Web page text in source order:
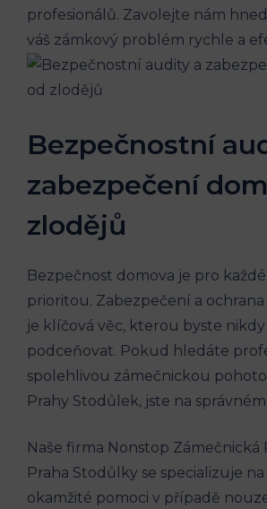
profesionálů. Zavolejte nám
váš zámkový problém rychle a
Bezpečnostní
zabezpečení
zlodějů
Bezpečnost domova je pro
prioritou. Zabezpečení a
je klíčová věc, kterou byste
podceňovat. Pokud hledáte
spolehlivou zámečnickou
Prahy Stodůlek, jste na
Naše firma Nonstop Zámečnická
Praha Stodůlky se specializuje
okamžité pomoci v případě